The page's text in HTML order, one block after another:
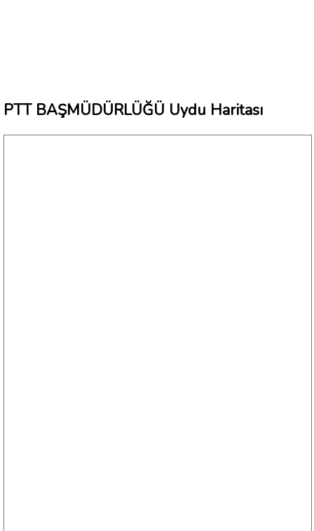
PTT BAŞMÜDÜRLÜĞÜ Uydu Haritası